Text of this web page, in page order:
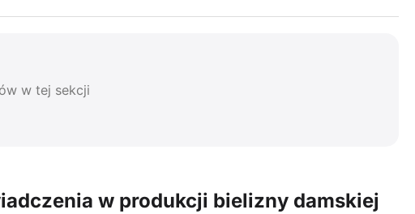
w produkcji bielizny damskiej
w tej sekcji